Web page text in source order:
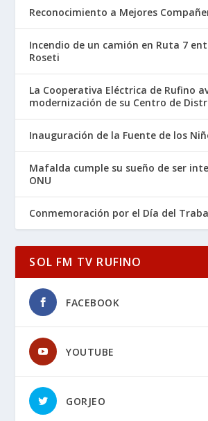
Reconocimiento a Mejores
Incendio de un camión en Ruta 7
Roseti
La Cooperativa Eléctrica de Rufino
modernización de su Centro de
Inauguración de la Fuente de los
Mafalda cumple su sueño de ser
ONU
Conmemoración por el Día del
SOL FM TV RUFINO
FACEBOOK
YOUTUBE
GORJEO